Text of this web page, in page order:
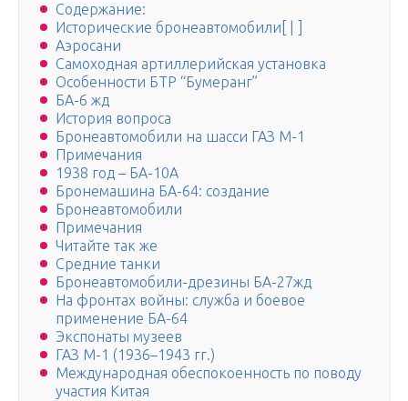
Содержание:
Исторические бронеавтомобили[ | ]
Аэросани
Самоходная артиллерийская установка
Особенности БТР “Бумеранг”
БА-6 жд
История вопроса
Бронеавтомобили на шасси ГАЗ М-1
Примечания
1938 год – БА-10А
Бронемашина БА-64: создание
Бронеавтомобили
Примечания
Читайте так же
Средние танки
Бронеавтомобили-дрезины БА-27жд
На фронтах войны: служба и боевое
применение БА-64
Экспонаты музеев
ГАЗ М-1 (1936–1943 гг.)
Международная обеспокоенность по поводу
участия Китая